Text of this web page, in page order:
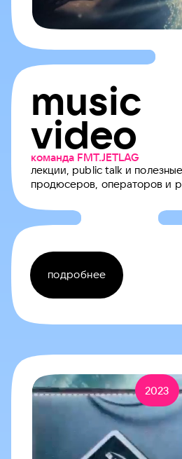
music
video
команда FMT.JETLAG
лекции, public talk и
продюсеров, операторов и
подробнее
2023